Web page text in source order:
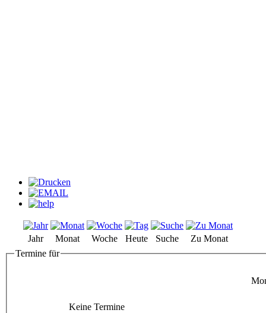
Jahr Monat Woche Heute Suche
Zu Monat
Termine für
Keine Termine